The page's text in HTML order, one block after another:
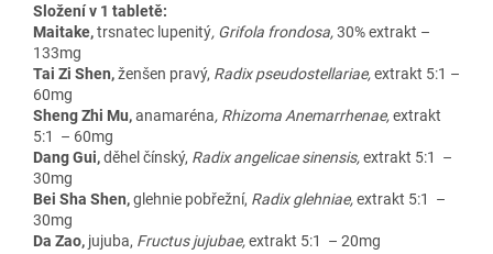
Složení v 1 tabletě:
Maitake,trsnatec lupenitý, Grifola frondosa,30% extrakt –
133mg
Tai Zi Shen,ženšen pravý, Radix pseudostellariae,extrakt 5:1 –
60mg
Sheng Zhi Mu,anamaréna, Rhizoma Anemarrhenae,extrakt
5:1
– 60mg
Dang Gui,děhel čínský, Radix angelicae sinensis,extrakt 5:1
–
30mg
Bei Sha Shen,glehnie pobřežní, Radix glehniae,extrakt 5:1
–
30mg
Da Zao, jujuba, Fructus jujubae,extrakt 5:1 – 20mg